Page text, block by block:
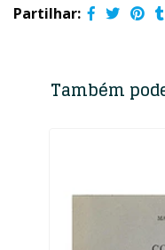
Partilhar:
Também